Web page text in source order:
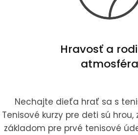
Hravosť a
atmosféra
Nechajte dieťa hrať sa s
Tenisové kurzy pre deti sú
základom pre prvé tenisové